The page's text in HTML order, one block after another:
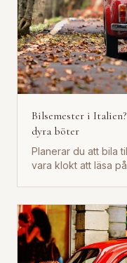
Bilsemester i
dyra böter
Planerar du att bila
vara klokt att läsa